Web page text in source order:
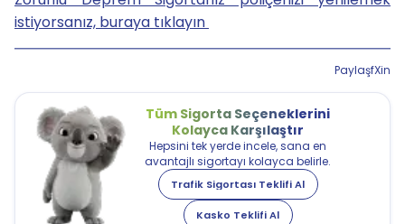
istiyorsanız, buraya tıklayın
PaylaşfXin
Tüm Sigorta Seçeneklerini
Kolayca Karşılaştır
Hepsini tek yerde incele, sana en
avantajlı sigortayı kolayca belirle.
Trafik Sigortası Teklifi Al
Kasko Teklifi Al